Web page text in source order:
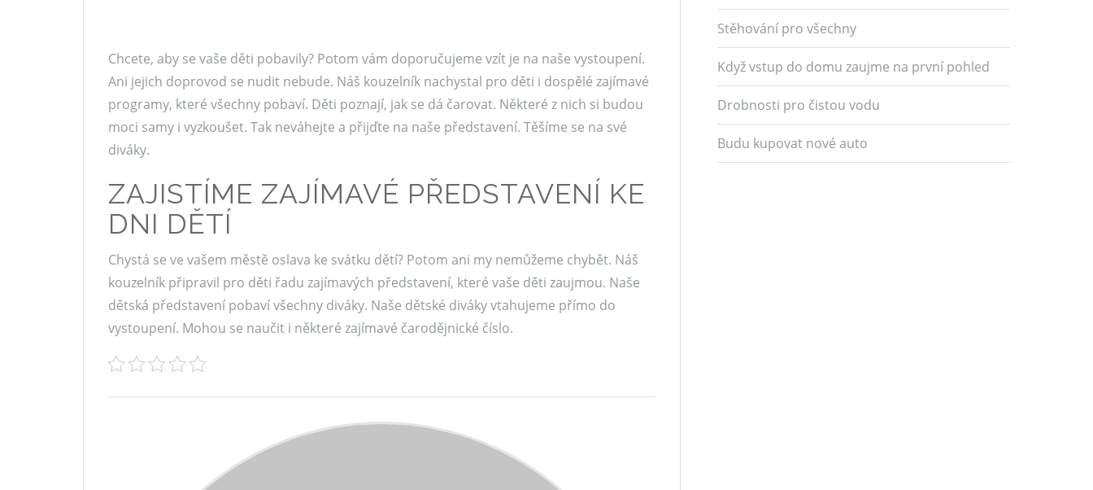
Chcete, aby se vaše děti pobavily? Potom vám doporučujeme vzít je na naše vystoupení.
Ani jejich doprovod se nudit nebude. Náš kouzelník nachystal pro děti i dospělé zajímavé
programy, které všechny pobaví. Děti poznají, jak se dá čarovat. Některé z nich si budou
moci samy i vyzkoušet. Tak neváhejte a přijďte na naše představení. Těšíme se na své
diváky.
ZAJISTÍME ZAJÍMAVÉ PŘEDSTAVENÍ KE
DNI DĚTÍ
Chystá se ve vašem městě oslava ke svátku dětí? Potom ani my nemůžeme chybět. Náš
kouzelník připravil pro děti řadu zajímavých představení, které vaše děti zaujmou. Naše
dětská představení pobaví všechny diváky. Naše dětské diváky vtahujeme přímo do
vystoupení. Mohou se naučit i některé zajímavé čarodějnické číslo.
Stěhování pro všechny
Když vstup do domu zaujme na první pohled
Drobnosti pro čistou vodu
Budu kupovat nové auto